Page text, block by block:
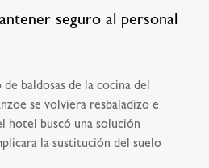
seguro al personal
baldosas de la cocina del
se volviera resbaladizo e
hotel buscó una solución
la sustitución del suelo